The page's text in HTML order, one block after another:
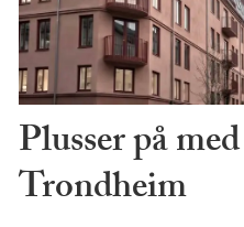
Plusser på
Trondheim